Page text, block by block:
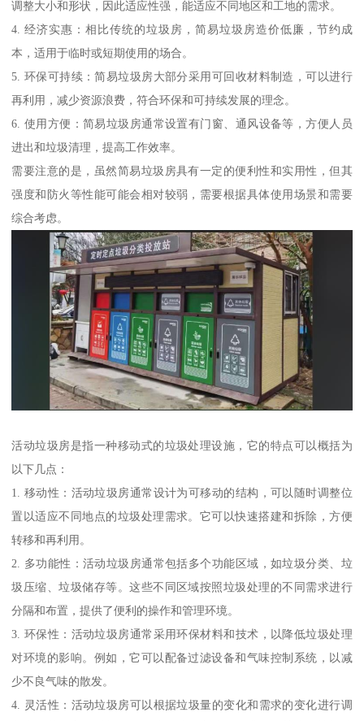
调整大小和形状，因此适应性强，能适应不同地区和工地的需求。
4. 经济实惠：相比传统的垃圾房，简易垃圾房造价低廉，节约成
本，适用于临时或短期使用的场合。
5. 环保可持续：简易垃圾房大部分采用可回收材料制造，可以进行
再利用，减少资源浪费，符合环保和可持续发展的理念。
6. 使用方便：简易垃圾房通常设置有门窗、通风设备等，方便人员
进出和垃圾清理，提高工作效率。
需要注意的是，虽然简易垃圾房具有一定的便利性和实用性，但其
强度和防火等性能可能会相对较弱，需要根据具体使用场景和需要
综合考虑。
活动垃圾房是指一种移动式的垃圾处理设施，它的特点可以概括为
以下几点：
1. 移动性：活动垃圾房通常设计为可移动的结构，可以随时调整位
置以适应不同地点的垃圾处理需求。它可以快速搭建和拆除，方便
转移和再利用。
2. 多功能性：活动垃圾房通常包括多个功能区域，如垃圾分类、垃
圾压缩、垃圾储存等。这些不同区域按照垃圾处理的不同需求进行
分隔和布置，提供了便利的操作和管理环境。
3. 环保性：活动垃圾房通常采用环保材料和技术，以降低垃圾处理
对环境的影响。例如，它可以配备过滤设备和气味控制系统，以减
少不良气味的散发。
4. 灵活性：活动垃圾房可以根据垃圾量的变化和需求的变化进行调